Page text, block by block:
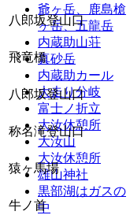
爺ヶ岳、鹿島槍
ヶ岳、五龍岳
内蔵助山荘
真砂岳
内蔵助カール
大走り分岐
富士ノ折立
大汝休憩所
大汝山
大汝休憩所
雄山神社
黒部湖はガスの
中
八郎坂登山口
飛竜橋
八郎坂登山口
称名滝登山口
猿ヶ馬場
牛ノ首